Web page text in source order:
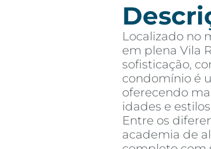
Localizado no
em plena Vila
sofisticação,
condomínio é
oferecendo
idades e
Entre os
academia de